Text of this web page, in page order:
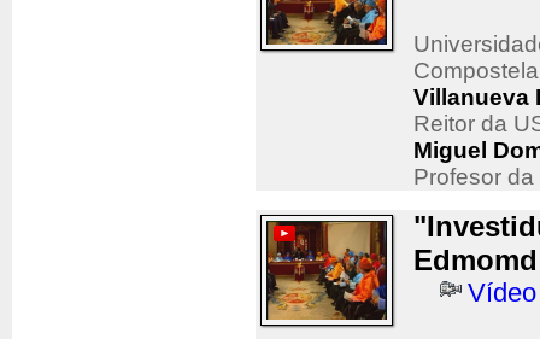
Compostela
Villanueva
Reitor da
Miguel
Profesor
Vídeo